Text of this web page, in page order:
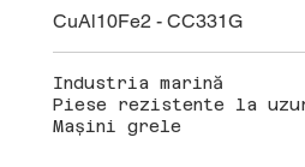
CuAl10Fe2 - CC331G
Industria marină
Piese rezistente la
Mașini grele